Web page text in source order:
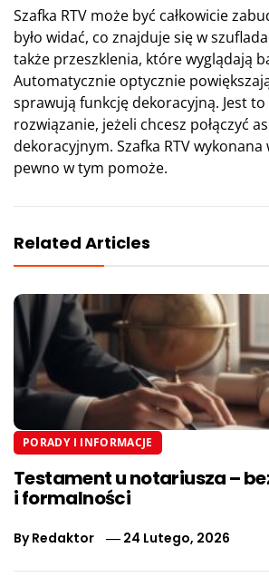
Szafka RTV może być całkowicie
było widać, co znajduje się w
także przeszklenia, które wyglądają
Automatycznie optycznie
sprawują funkcję dekoracyjną. Jest
rozwiązanie, jeżeli chcesz połączyć
dekoracyjnym. Szafka RTV
pewno w tym pomoże.
Related Articles
PORADY I INFORMACJE
Testament u notariusza –
i formalności
ByRedaktor 24 Lutego, 2026